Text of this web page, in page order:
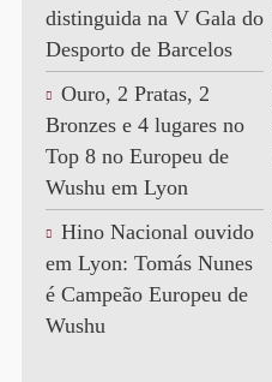
distinguida na V Gala do
Desporto de Barcelos
Ouro, 2 Pratas, 2
Bronzes e 4 lugares no
Top 8 no Europeu de
Wushu em Lyon
Hino Nacional ouvido
em Lyon: Tomás Nunes
é Campeão Europeu de
Wushu